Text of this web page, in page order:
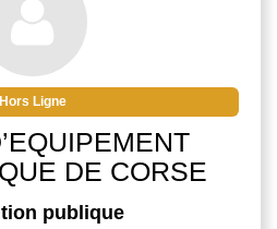
propose 20 appartements du
T3, entièrement rénovés en 2015.
Hors Ligne
DE CORSE
publique